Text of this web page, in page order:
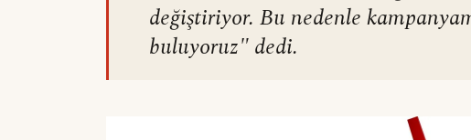
değiştiriyor. Bu nedenle
buluyoruz" dedi.